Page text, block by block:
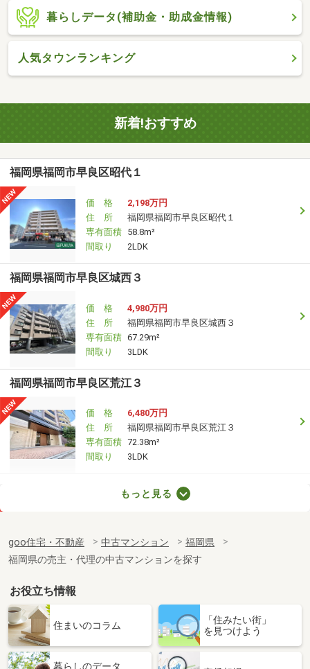
暮らしデータ(補助金・助成金情報)
人気タウンランキング
新着!おすすめ
福岡県福岡市早良区昭代１
価 格
2,198万円
住 所
福岡県福岡市早良区昭代１
専有面積 58.8m²
間取り
2LDK
福岡県福岡市早良区城西３
価 格
4,980万円
住 所
福岡県福岡市早良区城西３
専有面積 67.29m²
間取り
3LDK
福岡県福岡市早良区荒江３
価 格
6,480万円
住 所
福岡県福岡市早良区荒江３
専有面積 72.38m²
間取り
3LDK
専有面積 75.64m²
間取り
3LDK
福岡県大野城市栄町２
価 格
2,900万円
福岡県大野城市栄町２
専有面積 75.64m²
もっと見る
goo住宅・不動産 中古マンション
福岡県
福岡県の売主・代理の中古マンションを探す
お役立ち情報
住まいのコラム
「住みたい街」
を見つけよう
暮らしのデータ